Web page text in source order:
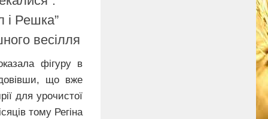
і Решка”
весілля
фігуру в
що вже
для урочистої
тому Регіна